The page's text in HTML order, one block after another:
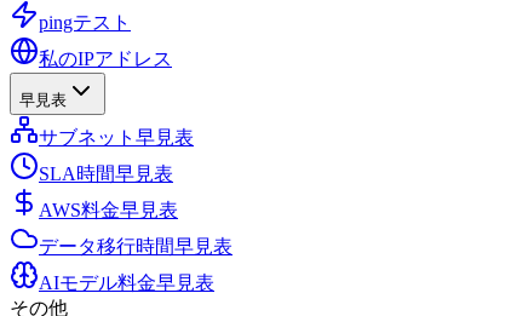
pingテスト
私のIPアドレス
早見表
サブネット早見表
SLA時間早見表
AWS料金早見表
データ移行時間早見表
AIモデル料金早見表
その他